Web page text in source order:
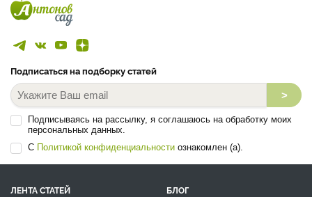
Подписаться на подборку статей
>
Подписываясь на рассылку, я соглашаюсь на обработку моих
персональных данных.
С Политикой конфиденциальности ознакомлен (а).
ЛЕНТА СТАТЕЙ
БЛОГ